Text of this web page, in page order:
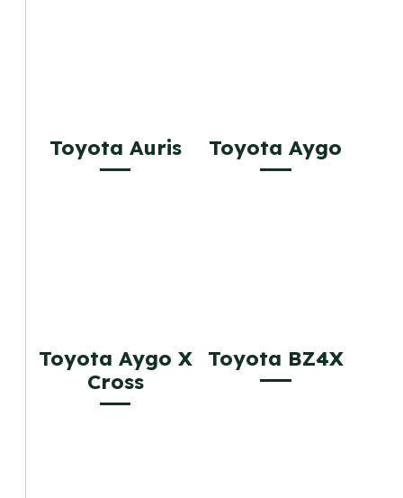
Toyota Auris Toyota Aygo
Toyota Aygo X
Cross
Toyota BZ4X